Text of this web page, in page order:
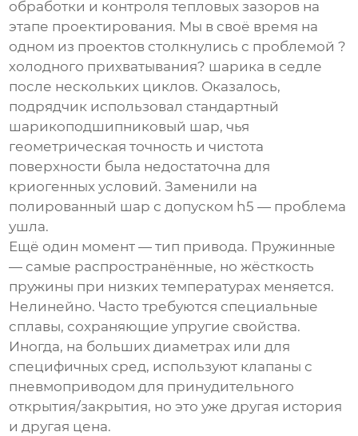
обработки и контроля тепловых зазоров на
этапе проектирования. Мы в своё время на
одном из проектов столкнулись с проблемой ?
холодного прихватывания? шарика в седле
после нескольких циклов. Оказалось,
подрядчик использовал стандартный
шарикоподшипниковый шар, чья
геометрическая точность и чистота
поверхности была недостаточна для
криогенных условий. Заменили на
полированный шар с допуском h5 — проблема
ушла.
Ещё один момент — тип привода. Пружинные
— самые распространённые, но жёсткость
пружины при низких температурах меняется.
Нелинейно. Часто требуются специальные
сплавы, сохраняющие упругие свойства.
Иногда, на больших диаметрах или для
специфичных сред, используют клапаны с
пневмоприводом для принудительного
открытия/закрытия, но это уже другая история
и другая цена.